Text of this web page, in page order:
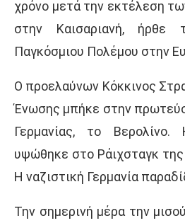
χρόνο μετά την εκτέλεση
στην Καισαριανή,
Παγκόσμιου Πολέμου στην
Ο προελαύνων Κόκκινος
Ένωσης μπήκε στην
Γερμανίας, το
υψώθηκε στο Ράιχσταγκ της
Η ναζιστική Γερμανία
Την σημερινή μέρα την